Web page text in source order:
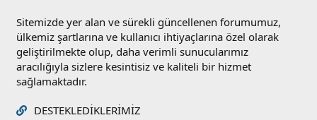
Sitemizde yer alan ve sürekli güncellenen forumumuz,
ülkemiz şartlarına ve kullanıcı ihtiyaçlarına özel olarak
geliştirilmekte olup, daha verimli sunucularımız
aracılığıyla sizlere kesintisiz ve kaliteli bir hizmet
sağlamaktadır.
DESTEKLEDIKLERIMIZ